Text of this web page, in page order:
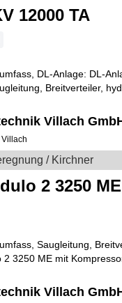
12000 TA
DL-Anlage: DL-
Breitverteiler,
Villach
/ Kirchner
2 3250 ME
Saugleitung,
2 3250 ME mit
Villach